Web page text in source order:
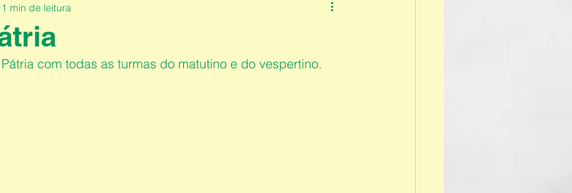
1 min de leitura
com todas as turmas do matutino e do vespertino.